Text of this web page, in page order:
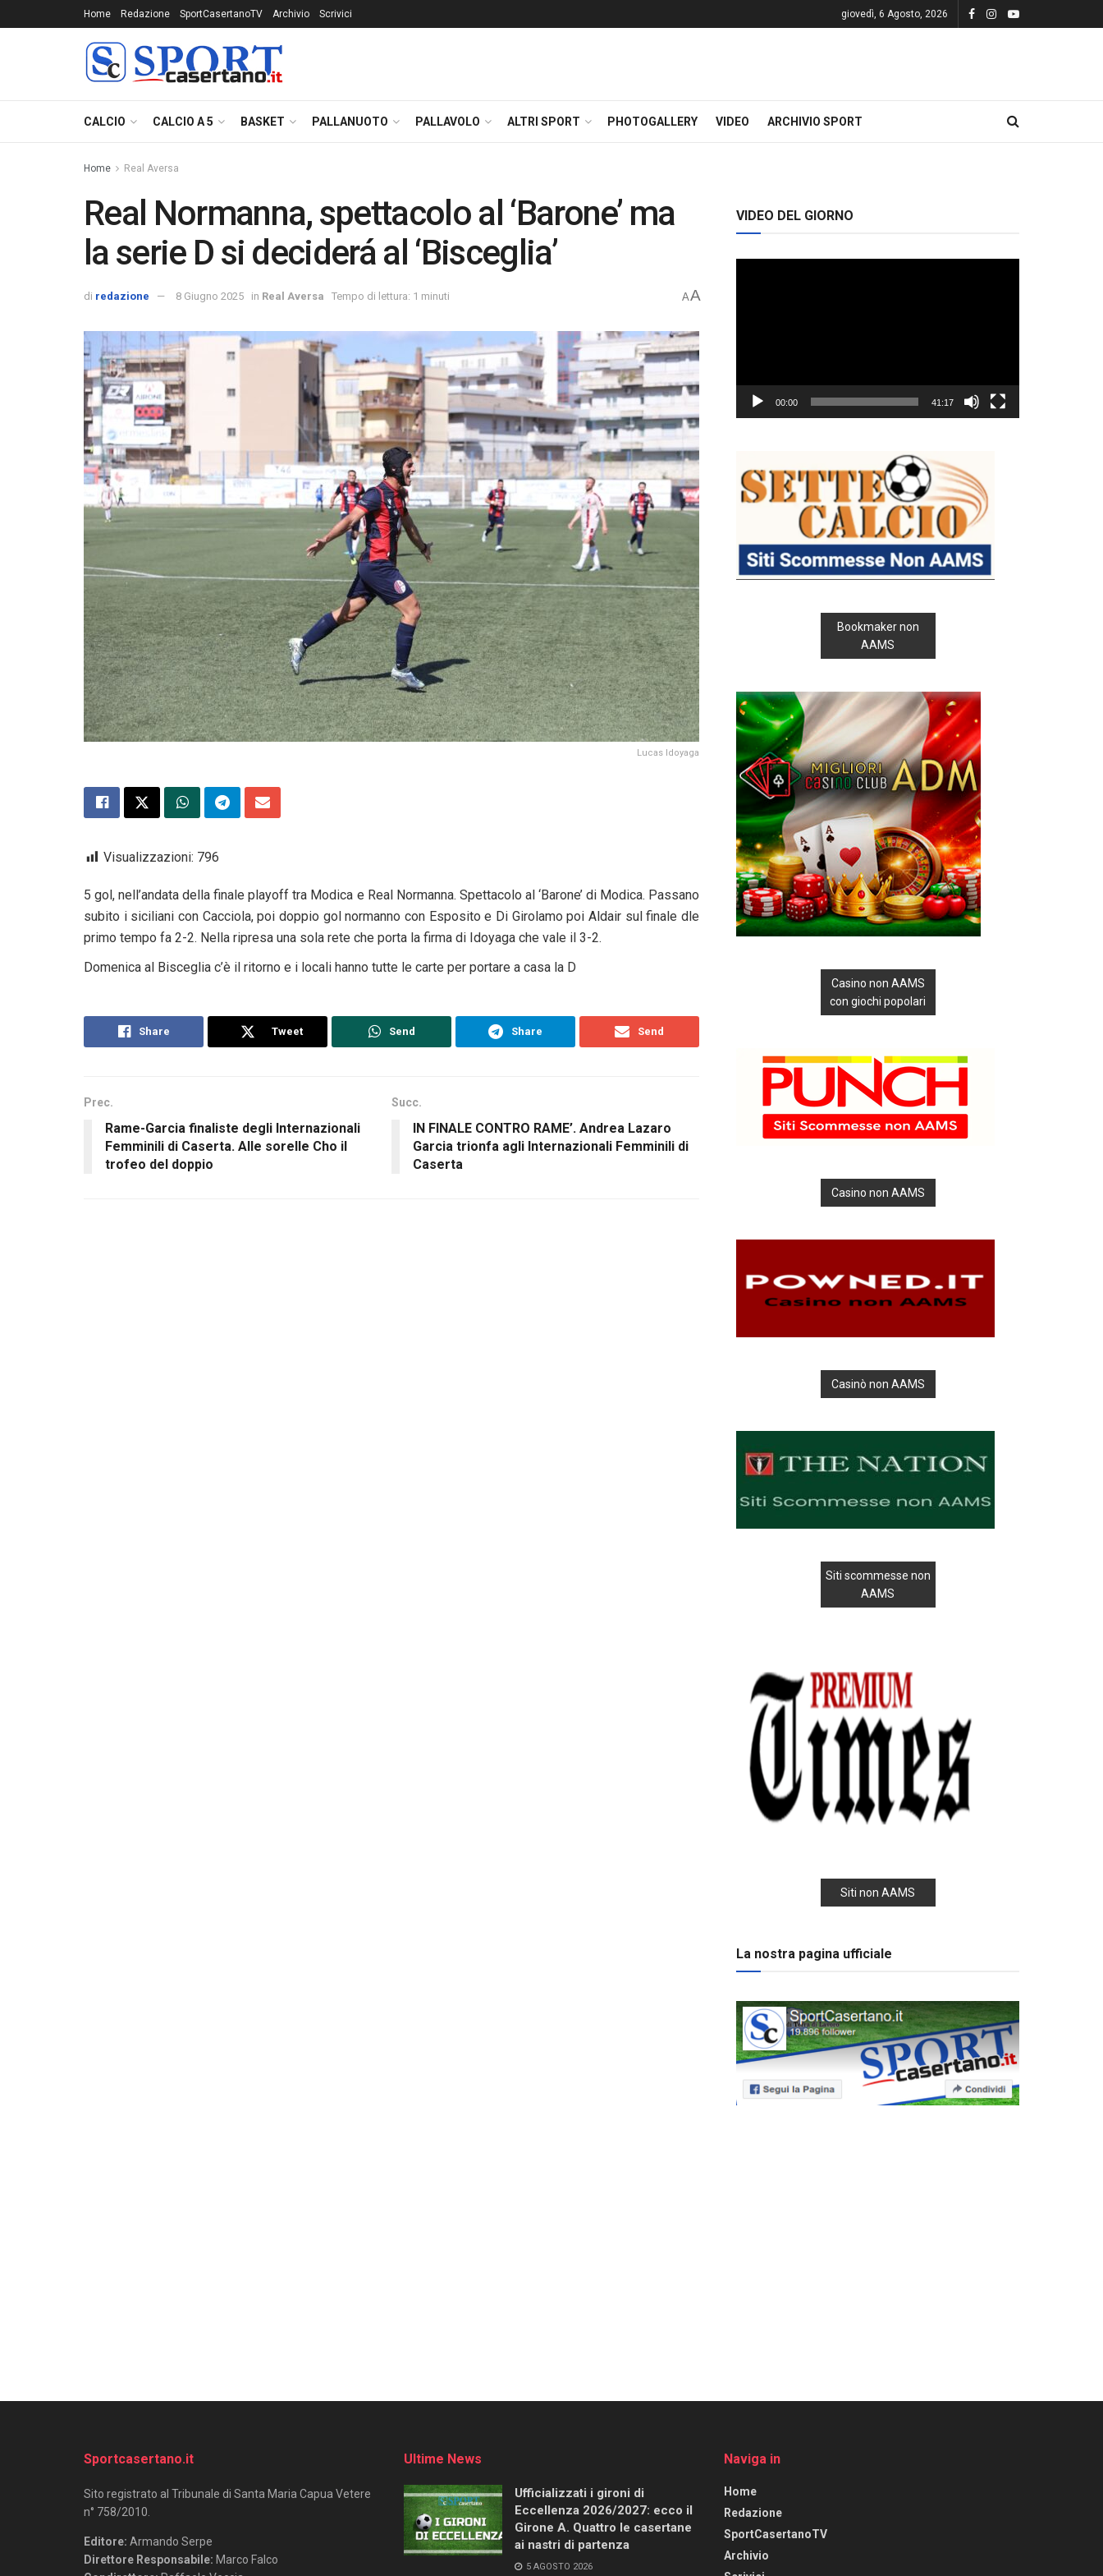
Home Redazione SportCasertanoTV Archivio Scrivici giovedì, 6 Agosto, 2026
CALCIO CALCIO A 5 BASKET PALLANUOTO PALLAVOLO ALTRI SPORT PHOTOGALLERY VIDEO ARCHIVIO SPORT
Home Real Aversa
Real Normanna, spettacolo al ‘Barone’ ma
la serie D si deciderá al ‘Bisceglia’
di redazione 8 Giugno 2025 in Real Aversa Tempo di lettura: 1 minuti AA
Lucas Idoyaga
Visualizzazioni: 796
5 gol, nell’andata della finale playoff tra Modica e Real Normanna. Spettacolo al ‘Barone’ di Modica. Passano
subito i siciliani con Cacciola, poi doppio gol normanno con Esposito e Di Girolamo poi Aldair sul finale dle
primo tempo fa 2-2. Nella ripresa una sola rete che porta la firma di Idoyaga che vale il 3-2.
Domenica al Bisceglia c’è il ritorno e i locali hanno tutte le carte per portare a casa la D
Share Tweet Send Share Send
Prec.
Rame-Garcia finaliste degli Internazionali
Femminili di Caserta. Alle sorelle Cho il
trofeo del doppio
Succ.
IN FINALE CONTRO RAME’. Andrea Lazaro
Garcia trionfa agli Internazionali Femminili di
Caserta
VIDEO DEL GIORNO
00:00 41:17
Bookmaker non
AAMS
Casino non AAMS
con giochi popolari
Casino non AAMS
Casinò non AAMS
Siti scommesse non
AAMS
Siti non AAMS
La nostra pagina ufficiale
Sportcasertano.it
Sito registrato al Tribunale di Santa Maria Capua Vetere
n° 758/2010.
Editore: Armando Serpe
Direttore Responsabile: Marco Falco
Ultime News
Ufficializzati i gironi di
Eccellenza 2026/2027: ecco il
Girone A. Quattro le casertane
ai nastri di partenza
5 AGOSTO 2026
Naviga in
Home
Redazione
SportCasertanoTV
Archivio